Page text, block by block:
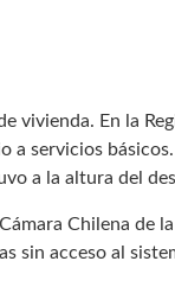
En la
servicios
a la altura del
Chilena de
sin acceso al